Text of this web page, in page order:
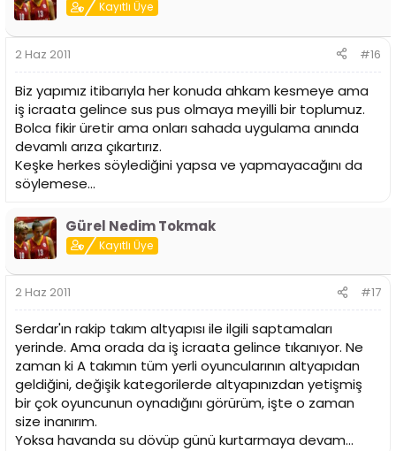
Kayıtlı Üye
2 Haz 2011 #16
Biz yapımız itibarıyla her konuda ahkam kesmeye ama
iş icraata gelince sus pus olmaya meyilli bir toplumuz.
Bolca fikir üretir ama onları sahada uygulama anında
devamlı arıza çıkartırız.
Keşke herkes söylediğini yapsa ve yapmayacağını da
söylemese...
Gürel Nedim Tokmak
Kayıtlı Üye
2 Haz 2011 #17
Serdar'ın rakip takım altyapısı ile ilgili saptamaları
yerinde. Ama orada da iş icraata gelince tıkanıyor. Ne
zaman ki A takımın tüm yerli oyuncularının altyapıdan
geldiğini, değişik kategorilerde altyapınızdan yetişmiş
bir çok oyuncunun oynadığını görürüm, işte o zaman
size inanırım.
Yoksa havanda su dövüp günü kurtarmaya devam...